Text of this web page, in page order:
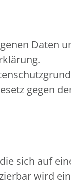
Daten
gegen
sich auf
wird